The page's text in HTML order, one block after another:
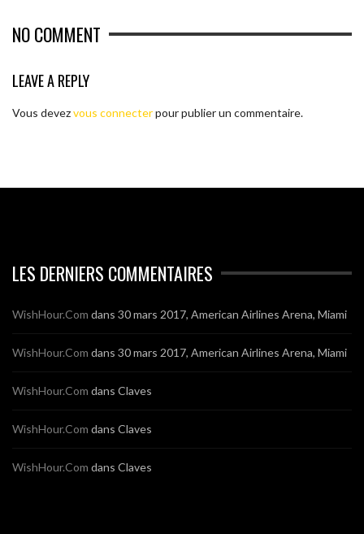
NO COMMENT
LEAVE A REPLY
Vous devezvous connecterpour publier un commentaire.
LES DERNIERS COMMENTAIRES
WishHour.Com dans 30 mars 2017, American Airlines Arena, Miami
WishHour.Com dans 30 mars 2017, American Airlines Arena, Miami
WishHour.Com dans Claves
WishHour.Com dans Claves
WishHour.Com dans Claves